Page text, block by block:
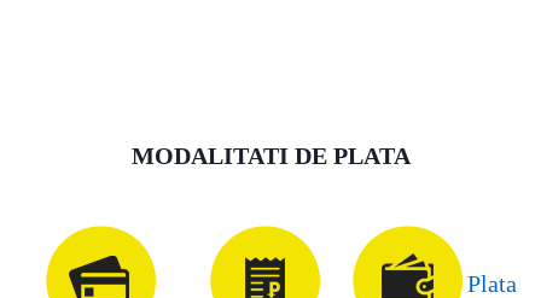
MODALITATI DE PLATA
Plata